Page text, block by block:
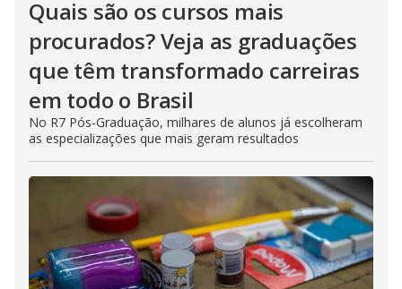
Quais são os cursos mais
procurados? Veja as graduações
que têm transformado carreiras
em todo o Brasil
No R7 Pós-Graduação, milhares de alunos já escolheram
as especializações que mais geram resultados